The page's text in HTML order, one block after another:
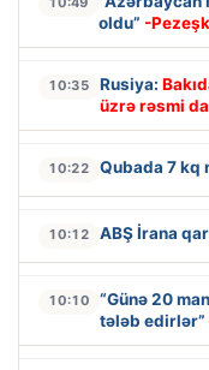
oldu” -
10:35 Rusiya:
üzrə rəsmi
10:22 Qubada 7 kq
10:12 ABŞ İrana
10:10
“Günə 20
tələb edirlər”